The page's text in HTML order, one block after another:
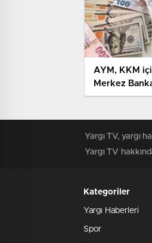
AYM, KKM
Merkez
aktaran
Yargı TV, yargı
Yargı TV
Kategoriler
Yargı Haberleri
Spor